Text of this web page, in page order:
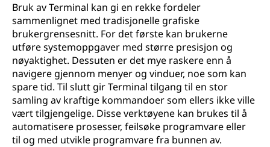
Bruk av Terminal kan gi en rekke fordeler
sammenlignet med tradisjonelle grafiske
brukergrensesnitt. For det første kan brukerne
utføre systemoppgaver med større presisjon og
nøyaktighet. Dessuten er det mye raskere enn å
navigere gjennom menyer og vinduer, noe som kan
spare tid. Til slutt gir Terminal tilgang til en stor
samling av kraftige kommandoer som ellers ikke ville
vært tilgjengelige. Disse verktøyene kan brukes til å
automatisere prosesser, feilsøke programvare eller
til og med utvikle programvare fra bunnen av.